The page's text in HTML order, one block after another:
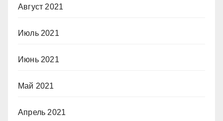
Август 2021
Июль 2021
Июнь 2021
Май 2021
Апрель 2021